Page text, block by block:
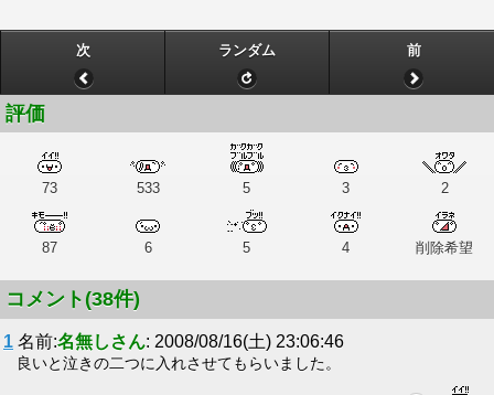
次 ランダム 前
評価
73 533 5 3 2
87 6 5 4 削除希望
コメント(38件)
1 名前:名無しさん: 2008/08/16(土) 23:06:46
良いと泣きの二つに入れさせてもらいました。